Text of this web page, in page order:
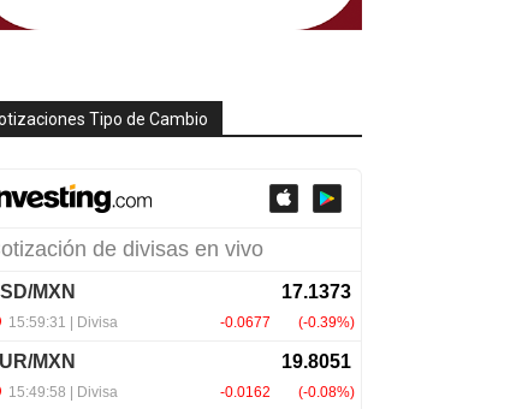
Tipo de Cambio